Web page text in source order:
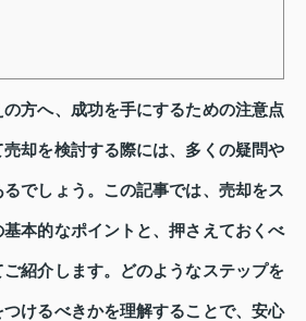
方へ、成功を手にするための注意点
却を検討する際には、多くの疑問や
でしょう。この記事では、売却をス
本的なポイントと、押さえておくべ
紹介します。どのようなステップを
けるべきかを理解することで、安心